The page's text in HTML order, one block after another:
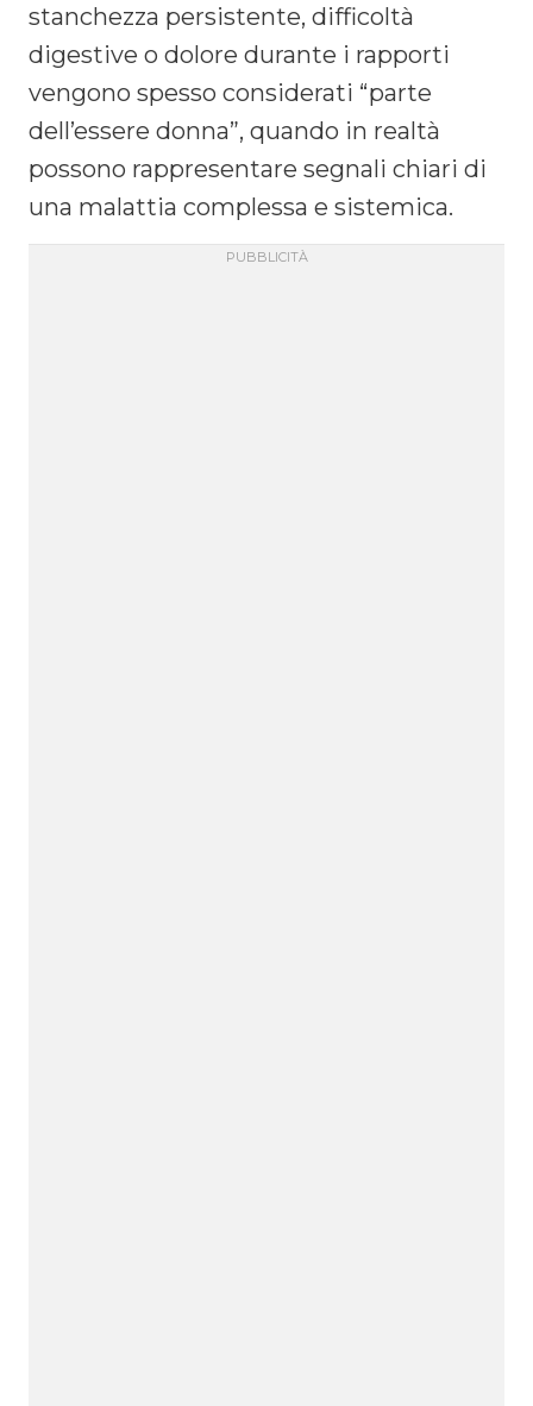
stanchezza persistente, difficoltà
digestive o dolore durante i rapporti
vengono spesso considerati “parte
dell’essere donna”, quando in realtà
possono rappresentare segnali chiari di
una malattia complessa e sistemica.